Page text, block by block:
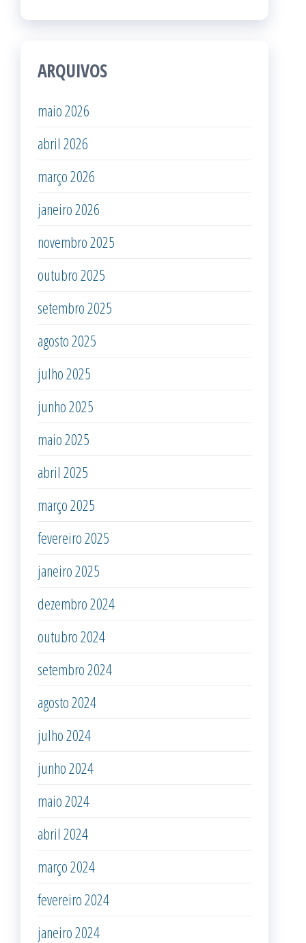
ARQUIVOS
maio 2026
abril 2026
março 2026
janeiro 2026
novembro 2025
outubro 2025
setembro 2025
agosto 2025
julho 2025
junho 2025
maio 2025
abril 2025
março 2025
fevereiro 2025
janeiro 2025
dezembro 2024
outubro 2024
setembro 2024
agosto 2024
julho 2024
junho 2024
maio 2024
abril 2024
março 2024
fevereiro 2024
janeiro 2024